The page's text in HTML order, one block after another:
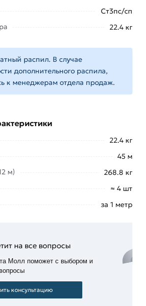
Ст3пс/сп
22.4 кг
распил. В случае
дополнительного распила,
к менеджерам отдела продаж.
22.4 кг
45 м
м)
268.8 кг
≈ 4 шт
за 1 метр
на все вопросы
Молл поможет с выбором и
консультацию